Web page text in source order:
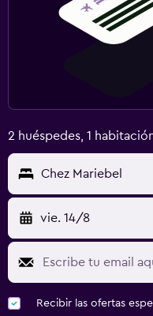
2 huéspedes, 1
Chez Mariebel
vie. 14/8
Recibir las ofertas